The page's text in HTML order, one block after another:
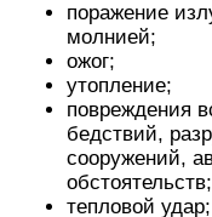
поражение
молнией;
ожог;
утопление;
повреждения
бедствий,
сооружений,
обстоятельств;
тепловой удар;